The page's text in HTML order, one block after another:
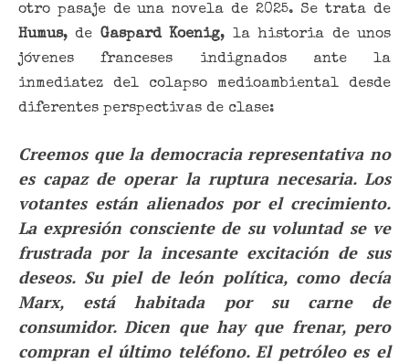
otro pasaje de una novela de 2025. Se trata de
Humus, de Gaspard Koenig, la historia de unos
jóvenes franceses indignados ante la
inmediatez del colapso medioambiental desde
diferentes perspectivas de clase:
Creemos que la democracia representativa no
es capaz de operar la ruptura necesaria. Los
votantes están alienados por el crecimiento.
La expresión consciente de su voluntad se ve
frustrada por la incesante excitación de sus
deseos. Su piel de león política, como decía
Marx, está habitada por su carne de
consumidor. Dicen que hay que frenar, pero
compran el último teléfono. El petróleo es el